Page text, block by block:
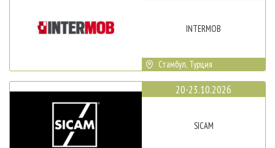
INTERMOB
Стамбул, Турция
20-23.10.2026
SICAM